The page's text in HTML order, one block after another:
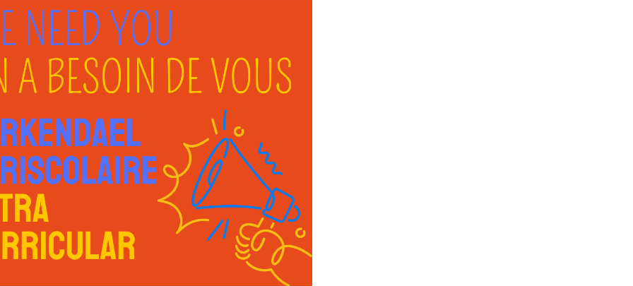
Activités périscolaires Uccle
cesame@apeee-bxl1-services.be
Cantine
cantine@apeee-bxl1-services.be
BE10 3100 9205 4504